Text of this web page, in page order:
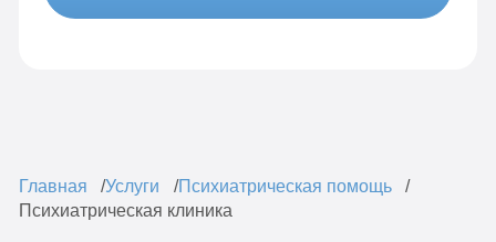
Главная Услуги
Психиатрическая помощь
Психиатрическая клиника